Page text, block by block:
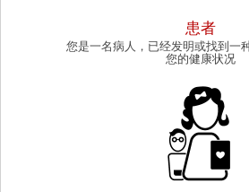
患者
您是一名病人，已经发明或找到一
您的健康状况